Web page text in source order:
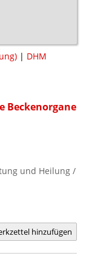
| DHM
Beckenorgane
und Heilung /
hinzufügen